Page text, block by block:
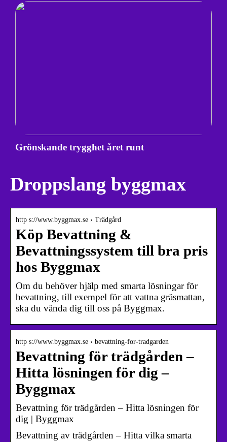
Grönskande trygghet året runt
Droppslang byggmax
http s://www.byggmax.se › Trädgård
Köp Bevattning &
Bevattningssystem till bra pris
hos Byggmax
Om du behöver hjälp med smarta lösningar för
bevattning, till exempel för att vattna gräsmattan,
ska du vända dig till oss på Byggmax.
http s://www.byggmax.se › bevattning-for-tradgarden
Bevattning för trädgården –
Hitta lösningen för dig –
Byggmax
Bevattning för trädgården – Hitta lösningen för
dig | Byggmax
Bevattning av trädgården – Hitta vilka smarta